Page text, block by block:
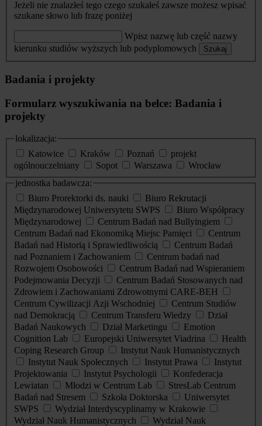
Jeżeli nie znalazłeś tego czego szukałeś zawsze możesz wpisać
szukane słowo lub frazę poniżej
Wpisz nazwę lub część nazwy
kierunku studiów wyższych lub podyplomowych
Szukaj
Badania i projekty
Formularz wyszukiwania na belce: Badania i
projekty
lokalizacja:
Katowice
Kraków Poznań
projekt
ogólnouczelniany
Sopot Warszawa
Wrocław
jednostka badawcza:
Biuro Prorektorki ds. nauki
Biuro Rekrutacji
Międzynarodowej Uniwersytetu SWPS
Biuro Współpracy
Międzynarodowej
Centrum Badań nad Bullyingiem
Centrum Badań nad Ekonomiką Miejsc Pamięci
Centrum
Badań nad Historią i Sprawiedliwością
Centrum Badań
nad Poznaniem i Zachowaniem
Centrum badań nad
Rozwojem Osobowości
Centrum Badań nad Wspieraniem
Podejmowania Decyzji
Centrum Badań Stosowanych nad
Zdrowiem i Zachowaniami Zdrowotnymi CARE-BEH
Centrum Cywilizacji Azji Wschodniej
Centrum Studiów
nad Demokracją
Centrum Transferu Wiedzy
Dział
Badań Naukowych
Dział Marketingu
Emotion
Cognition Lab
Europejski Uniwersytet Viadrina
Health
Coping Research Group
Instytut Nauk Humanistycznych
Instytut Nauk Społecznych
Instytut Prawa
Instytut
Projektowania
Instytut Psychologii
Konfederacja
Lewiatan
Młodzi w Centrum Lab
StresLab Centrum
Badań nad Stresem
Szkoła Doktorska
Uniwersytet
SWPS
Wydział Interdyscyplinarny w Krakowie
Wydział Nauk Humanistycznych
Wydział Nauk